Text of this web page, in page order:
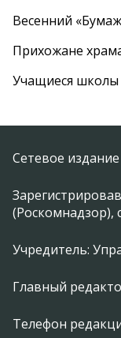
Весенний
Прихожане
Учащиеся школы
Сетевое
(Роскомнадзор),
Учредитель:
Главный
Телефон